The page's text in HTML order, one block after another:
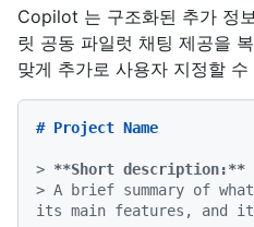
Copilot 는 구조화된 추가 정
릿 공동 파일럿 채팅 제공을
맞게 추가로 사용자 지정할 수
# Project Name
> **Short description:**
> A brief summary of
its main features, and